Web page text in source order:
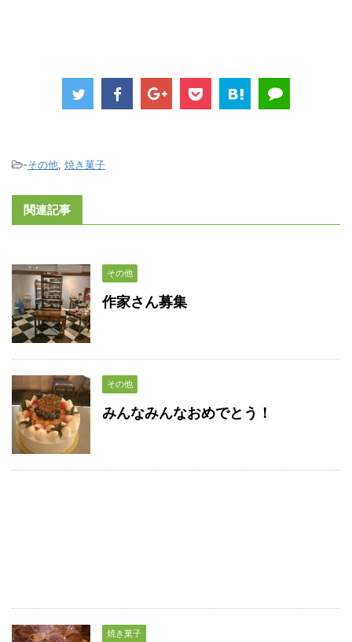
-その他, 焼き菓子
関連記事
その他
作家さん募集
その他
みんなみんなおめでとう！
焼き菓子